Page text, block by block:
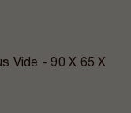
Vide - 90 X 65 X